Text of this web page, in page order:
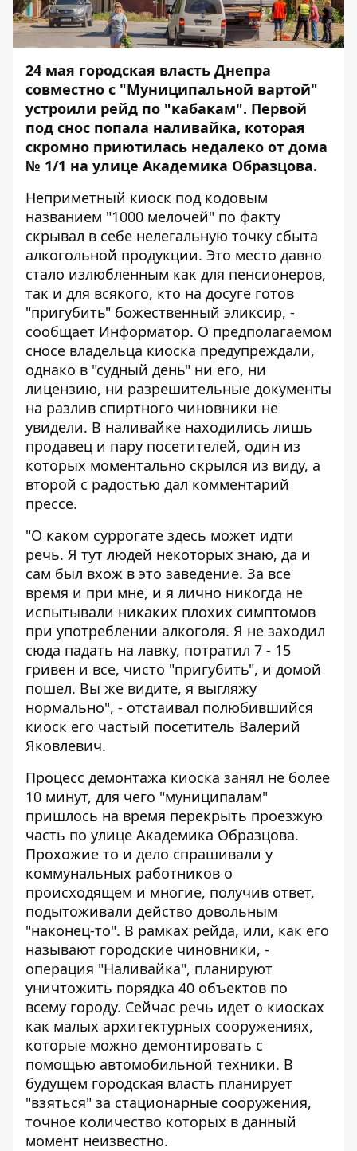
24 мая городская власть Днепра
совместно с "Муниципальной вартой"
устроили рейд по "кабакам". Первой
под снос попала наливайка, которая
скромно приютилась недалеко от дома
№ 1/1 на улице Академика Образцова.
Неприметный киоск под кодовым
названием "1000 мелочей" по факту
скрывал в себе нелегальную точку сбыта
алкогольной продукции. Это место давно
стало излюбленным как для пенсионеров,
так и для всякого, кто на досуге готов
"пригубить" божественный эликсир, -
сообщает Информатор. О предполагаемом
сносе владельца киоска предупреждали,
однако в "судный день" ни его, ни
лицензию, ни разрешительные документы
на разлив спиртного чиновники не
увидели. В наливайке находились лишь
продавец и пару посетителей, один из
которых моментально скрылся из виду, а
второй с радостью дал комментарий
прессе.
"О каком суррогате здесь может идти
речь. Я тут людей некоторых знаю, да и
сам был вхож в это заведение. За все
время и при мне, и я лично никогда не
испытывали никаких плохих симптомов
при употреблении алкоголя. Я не заходил
сюда падать на лавку, потратил 7 - 15
гривен и все, чисто "пригубить", и домой
пошел. Вы же видите, я выгляжу
нормально", - отстаивал полюбившийся
киоск его частый посетитель Валерий
Яковлевич.
Процесс демонтажа киоска занял не более
10 минут, для чего "муниципалам"
пришлось на время перекрыть проезжую
часть по улице Академика Образцова.
Прохожие то и дело спрашивали у
коммунальных работников о
происходящем и многие, получив ответ,
подытоживали действо довольным
"наконец-то". В рамках рейда, или, как его
называют городские чиновники, -
операция "Наливайка", планируют
уничтожить порядка 40 объектов по
всему городу. Сейчас речь идет о киосках
как малых архитектурных сооружениях,
которые можно демонтировать с
помощью автомобильной техники. В
будущем городская власть планирует
"взяться" за стационарные сооружения,
точное количество которых в данный
момент неизвестно.